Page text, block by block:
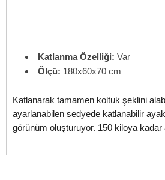
Katlanma Özelliği: Var
Ölçü: 180x60x70 cm
Katlanarak tamamen koltuk şeklini
ayarlanabilen sedyede katlanabilir
görünüm oluşturuyor. 150 kiloya kadar